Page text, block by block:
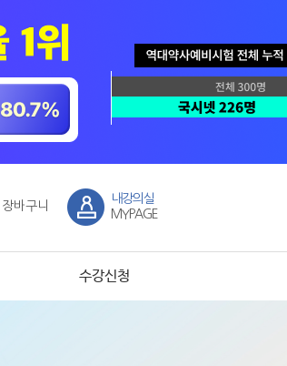
장바구니
내강의실
MYPAGE
수강신청